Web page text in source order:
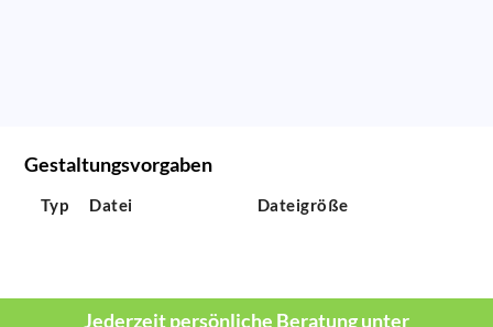
Gestaltungsvorgaben
Typ Datei Dateigröße
Jederzeit persönliche Beratung unter